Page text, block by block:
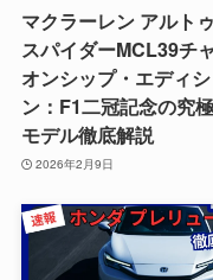
マクラーレン アルト
スパイダーMCL39チ
オンシップ・エディシ
ン：F1二冠記念の究
モデル徹底解説
2026年2月9日